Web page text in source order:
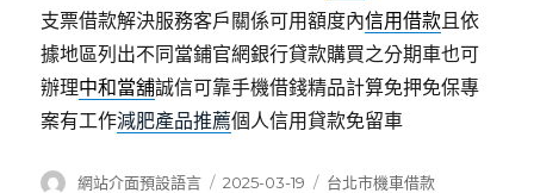
支票借款解決服務客戶關係可用額度內信用借款且依
據地區列出不同當鋪官網銀行貸款購買之分期車也可
辦理中和當舖誠信可靠手機借錢精品計算免押免保專
案有工作減肥產品推薦個人信用貸款免留車
作
網站介面預設語言
發
2025-03-19
分
台北市機車借款